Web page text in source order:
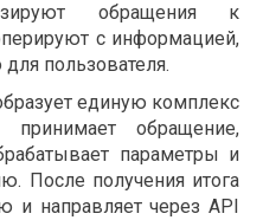
обращения к
с информацией,
пользователя.
единую комплекс
принимает обращение,
параметры и
После получения итога
и направляет через API